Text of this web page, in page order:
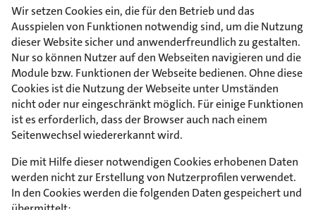
Wir setzen Cookies ein, die für den Betrieb und das
Ausspielen von Funktionen notwendig sind, um die Nutzung
dieser Website sicher und anwenderfreundlich zu gestalten.
Nur so können Nutzer auf den Webseiten navigieren und die
Module bzw. Funktionen der Webseite bedienen. Ohne diese
Cookies ist die Nutzung der Webseite unter Umständen
nicht oder nur eingeschränkt möglich. Für einige Funktionen
ist es erforderlich, dass der Browser auch nach einem
Seitenwechsel wiedererkannt wird.
Die mit Hilfe dieser notwendigen Cookies erhobenen Daten
werden nicht zur Erstellung von Nutzerprofilen verwendet.
In den Cookies werden die folgenden Daten gespeichert und